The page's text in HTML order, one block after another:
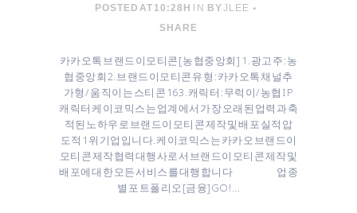
POSTED AT 10:28H IN BYJLEE
SHARE
카카오톡 브랜드이모티콘 [ 농협중앙회 ] 1. 광고주 : 농
협중앙회 2. 브랜드이모티콘 유형 : 카카오톡 채널추
가형 / 움직이는 스티콘 16 3. 캐릭터 : 무럭이/농협 IP
캐릭터 케이코믹스는 업계에서 가장 오래된 업력과 축
적된 노하우로 브랜드이모티콘 제작 및 배포 실적 압
도적 1위 기업입니다. 케이코믹스는 카카오 브랜드이
모티콘 제작협력대행사로서 브랜드이모티콘 제작 및
배포에 대한 모든 서비스를 대행합니다 업종
별 포트폴리오[금융]GO! ...